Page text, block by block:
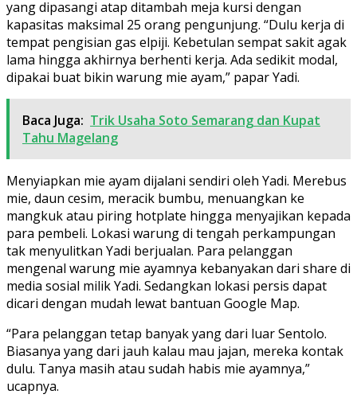
yang dipasangi atap ditambah meja kursi dengan
kapasitas maksimal 25 orang pengunjung. “Dulu kerja di
tempat pengisian gas elpiji. Kebetulan sempat sakit agak
lama hingga akhirnya berhenti kerja. Ada sedikit modal,
dipakai buat bikin warung mie ayam,” papar Yadi.
Baca Juga: Trik Usaha Soto Semarang dan Kupat
Tahu Magelang
Menyiapkan mie ayam dijalani sendiri oleh Yadi. Merebus
mie, daun cesim, meracik bumbu, menuangkan ke
mangkuk atau piring hotplate hingga menyajikan kepada
para pembeli. Lokasi warung di tengah perkampungan
tak menyulitkan Yadi berjualan. Para pelanggan
mengenal warung mie ayamnya kebanyakan dari share di
media sosial milik Yadi. Sedangkan lokasi persis dapat
dicari dengan mudah lewat bantuan Google Map.
“Para pelanggan tetap banyak yang dari luar Sentolo.
Biasanya yang dari jauh kalau mau jajan, mereka kontak
dulu. Tanya masih atau sudah habis mie ayamnya,”
ucapnya.